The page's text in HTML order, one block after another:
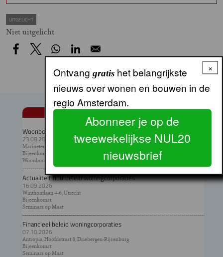
UITGELICHT
Niet uitgelicht
Woonbootfestival
23.08.2026
Marineterrein, Amsterdam
Bijeenkomst
Woonbootvereniging Amsterdam, LWO
Actualiteit huurbeleid woningcorporaties
16.09.2026
Winthontlaan 4-6, Utrecht
Bijeenkomst
Seminars op Maat
Financieel beleid woningcorporaties
07.10.2026
Antropia, Hoofdstraat 8, Driebergen-Rijsenburg
Bijeenkomst
Seminars op Maat
×
Ontvang gratishet belangrijkste
nieuws over wonen en bouwen in de
regio Amsterdam.
Abonneer je op de
tweewekelijkse NUL20
nieuwsbrief